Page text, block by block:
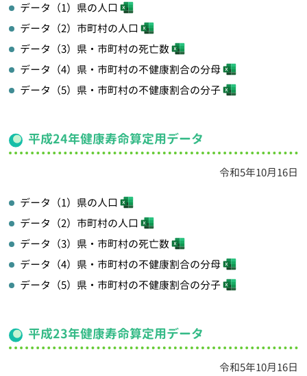
データ（1）県の人口
データ（2）市町村の人口
データ（3）県・市町村の死亡数
データ（4）県・市町村の不健康割合の分母
データ（5）県・市町村の不健康割合の分子
平成24年健康寿命算定用データ
令和5年10月16日
データ（1）県の人口
データ（2）市町村の人口
データ（3）県・市町村の死亡数
データ（4）県・市町村の不健康割合の分母
データ（5）県・市町村の不健康割合の分子
平成23年健康寿命算定用データ
令和5年10月16日